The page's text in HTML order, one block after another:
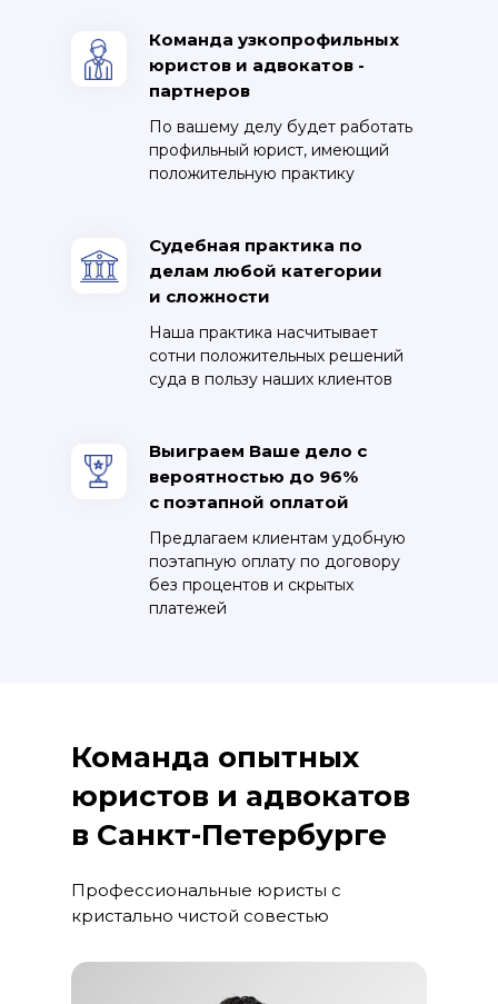
Команда узкопрофильных
юристов и адвокатов -
партнеров
Судебная практика по
делам любой категории
и сложности
Выиграем Ваше дело с
вероятностью до 96%
с поэтапной оплатой
По вашему делу будет работать
профильный юрист, имеющий
положительную практику
Наша практика насчитывает
сотни положительных решений
суда в пользу наших клиентов
Предлагаем клиентам удобную
поэтапную оплату по договору
без процентов и скрытых
платежей
Команда опытных
юристов и адвокатов
в Санкт-Петербурге
Профессиональные юристы с
кристально чистой совестью